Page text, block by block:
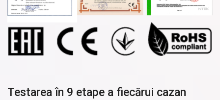
Testarea în 9 etape a fiecărui cazan